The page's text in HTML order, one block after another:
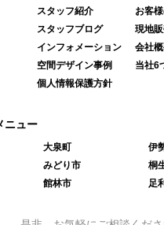
スタッフ紹介
お客
スタッフブログ
現地
インフォメーション
会社
空間デザイン事例
当社6
個人情報保護方針
ニュー
大泉町
伊
みどり市
桐
館林市 足